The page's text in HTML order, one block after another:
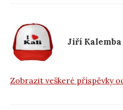
b
o
o
k
Jiří Kalemba
Zobrazit veškeré příspěvky